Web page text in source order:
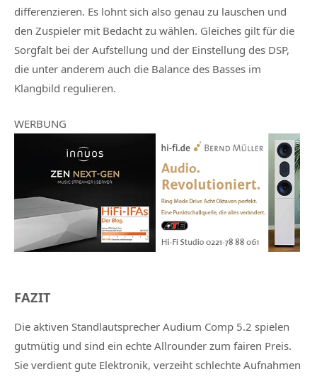
differenzieren. Es lohnt sich also genau zu lauschen und
den Zuspieler mit Bedacht zu wählen. Gleiches gilt für die
Sorgfalt bei der Aufstellung und der Einstellung des DSP,
die unter anderem auch die Balance des Basses im
Klangbild regulieren.
WERBUNG
FAZIT
Die aktiven Standlautsprecher Audium Comp 5.2 spielen
gutmütig und sind ein echte Allrounder zum fairen Preis.
Sie verdient gute Elektronik, verzeiht schlechte Aufnahmen